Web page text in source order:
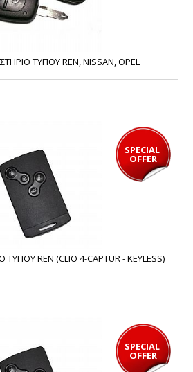
ΤΥΠΟΥ REN, NISSAN, OPEL
SPECIAL
OFFER
ΤΥΠΟΥ REN (CLIO 4-CAPTUR - KEYLESS)
SPECIAL
OFFER